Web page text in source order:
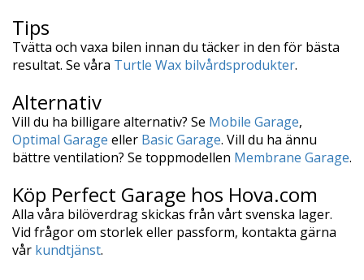
Tips
Tvätta och vaxa bilen innan du täcker in den för bästa
resultat. Se våra Turtle Wax bilvårdsprodukter.
Alternativ
Vill du ha billigare alternativ? Se Mobile Garage,
Optimal Garage eller Basic Garage. Vill du ha ännu
bättre ventilation? Se toppmodellen Membrane Garage.
Köp Perfect Garage hos Hova.com
Alla våra bilöverdrag skickas från vårt svenska lager.
Vid frågor om storlek eller passform, kontakta gärna
vår kundtjänst.